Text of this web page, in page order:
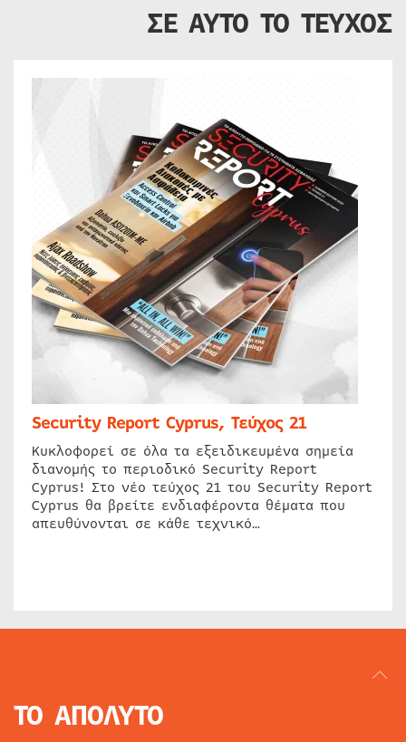
ΣΕ ΑΥΤΟ ΤΟ ΤΕΥΧΟΣ
Security Report Cyprus, Τεύχος 21
Κυκλοφορεί σε όλα τα εξειδικευμένα σημεία
διανομής το περιοδικό Security Report
Cyprus! Στο νέο τεύχος 21 του Security Report
Cyprus θα βρείτε ενδιαφέροντα θέματα που
απευθύνονται σε κάθε τεχνικό…
ΤΟ ΑΠΟΛΥΤΟ